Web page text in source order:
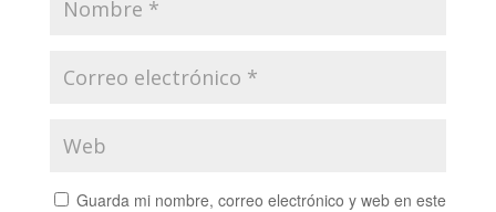
Guarda mi nombre, correo electrónico y web en este